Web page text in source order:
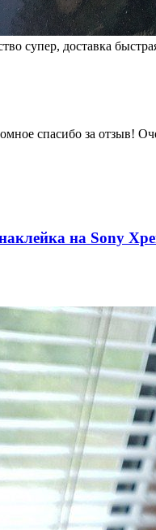
супер, доставка
спасибо за отзыв!
на Sony